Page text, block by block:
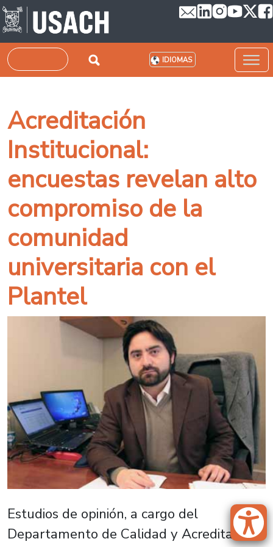
Pasar al contenido principal
Buscar IDIOMAS
Acreditación
Institucional:
encuestas revelan alto
compromiso de la
comunidad
universitaria con el
Plantel
Estudios de opinión, a cargo del
Departamento de Calidad y Acreditación,